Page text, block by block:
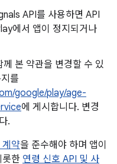
API를 사용하면 API
에서 앱이 정지되거나
본 약관을 변경할 수 있
를
google/play/age-
에 게시합니다. 변경
.
약을 준수해야 하며 앱이
롯한 연령 신호 API 및 사